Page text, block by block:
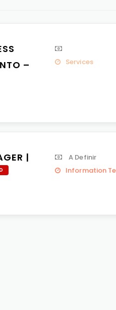
–
Services
|
A Definir
Information